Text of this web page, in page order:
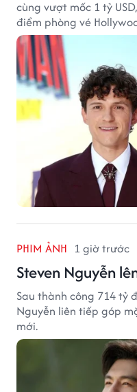
cùng vượt mốc 1 tỷ
điểm phòng vé
PHIM ẢNH 1 giờ trước
Steven Nguyễn
Sau thành công 714 tỷ
Nguyễn liên tiếp góp
mới.